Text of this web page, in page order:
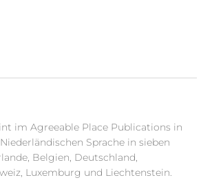
im Agreeable Place Publications in
Sprache in sieben
Belgien, Deutschland,
Luxemburg und Liechtenstein.